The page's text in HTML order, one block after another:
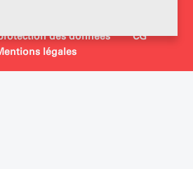
des données
CG
légales